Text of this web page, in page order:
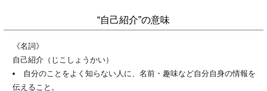
“自己紹介”の意味
《名詞》
自己紹介（じこしょうかい）
自分のことをよく知らない人に、名前・趣味など自分自身の情報を
伝えること。